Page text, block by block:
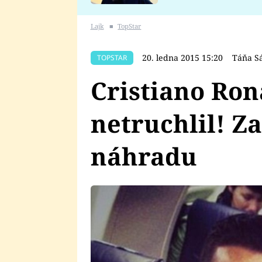
Lajk ■ TopStar
TOPSTAR 20. ledna 2015 15:20 Táňa
Cristiano
netruchlil!
náhradu